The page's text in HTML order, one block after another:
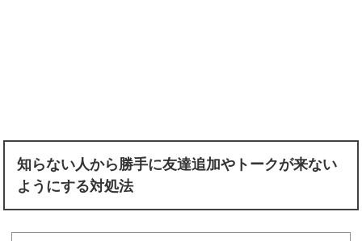
知らない人から勝手に友達追加やトークが来ない
ようにする対処法